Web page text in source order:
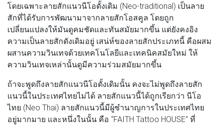
โดยเฉพาะลายสักแนวนีโอดั้งเดิม (Neo-traditional) เป็นลาย
สักที่ได้รับการพัฒนามาจากลายสักโอสคูล โดยถูก
เปลี่ยนแปลงให้มันดูคมชัดและทันสมัยมากขึ้น แต่ยังคงอิง
ความเป็นลายสักดังเดิมอยู่ เสน่ห์ของลายสักประเภทนี้ คือผสม
ผสานความวินเทจด้วยเทคโนโลยีและเทคนิคสมัยใหม่ ให้
ความวินเทจเหล่านั้นดูมีความร่วมสมัยมากขึ้น
ถ้าจะพูดถึงลายสักแนวนีโอดั้งเดิมนั้น คงจะไม่พูดถึงลายสัก
แนวนี้ในประเทศไทยไม่ได้ ลายสักแนวนี้ได้ถูกเรียกว่า นีโอ
ไทย (Neo Thai) ลายสักแนวนี้มีผู้ชำนาญการในประเทศไทย
อยู่มากมาย และหนึ่งในนั้น คือ “FAITH Tattoo HOUSE” ที่